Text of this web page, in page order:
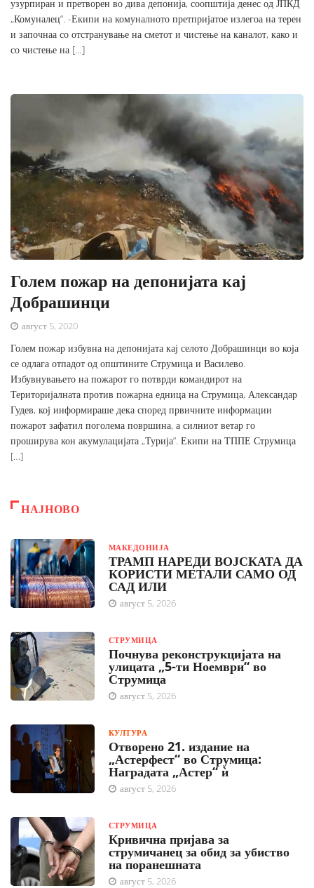
узурпиран и претворен во дива депонија, соопштија денес од ЈПКД
„Комуналец“. -Екипи на комуналното претпријатое излегоа на терен
и започнаа со отстранување на сметот и чистење на каналот, како и
со чистење на […]
Голем пожар на депонијата кај
Добрашинци
август 5, 2020
Голем пожар избувна на депонијата кај селото Добрашинци во која
се одлага отпадот од општините Струмица и Василево.
Избувнувањето на пожарот го потврди командирот на
Територијалната против пожарна едница на Струмица, Александар
Гудев, кој информираше дека според првичните информации
пожарот зафатил поголема површина, а силниот ветар го
проширува кон акумулацијата „Турија“. Екипи на ТППЕ Струмица
[…]
НАЈНОВО
МАКЕДОНИЈА
ТРАМП НАРЕДИ ВОЈСКАТА ДА
КОРИСТИ МЕТАЛИ САМО ОД
САД ИЛИ
август 5, 2026
СТРУМИЦА
Почнува реконструкцијата на
улицата „5-ти Ноември“ во
Струмица
август 5, 2026
КУЛТУРА
Отворено 21. издание на
„Астерфест“ во Струмица:
Наградата „Астер“ ѝ
август 5, 2026
СТРУМИЦА
Кривична пријава за
струмичанец за обид за убиство
на поранешната
август 5, 2026